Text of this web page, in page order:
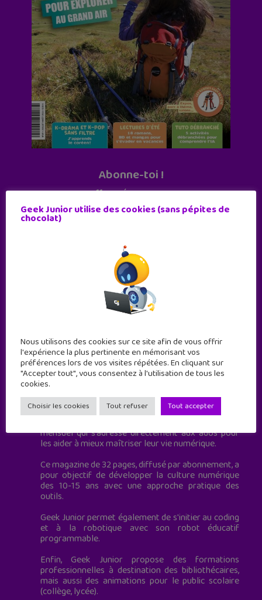
Abonne-toi !
11 numéros par an
Geek Junior est le premier site de culture numérique
à destination des adolescents.
mensuel qui s’adresse directement aux ados pour
les aider à mieux maîtriser leur vie numérique.
Ce magazine de 32 pages, diffusé par abonnement, a
pour objectif de développer la culture numérique
des 10-15 ans avec une approche pratique des
outils.
Geek Junior permet également de s'initier au coding
et à la robotique avec son robot éducatif
programmable.
Enfin, Geek Junior propose des formations
professionnelles à destination des bibliothécaires,
mais aussi des animations pour le public scolaire
(collège, lycée).
Geek Junior utilise des cookies (sans pépites de
chocolat)
Nous utilisons des cookies sur ce site afin de vous offrir
l'expérience la plus pertinente en mémorisant vos
préférences lors de vos visites répétées. En cliquant sur
"Accepter tout", vous consentez à l'utilisation de tous les
cookies.
Choisir les cookies Tout refuser Tout accepter